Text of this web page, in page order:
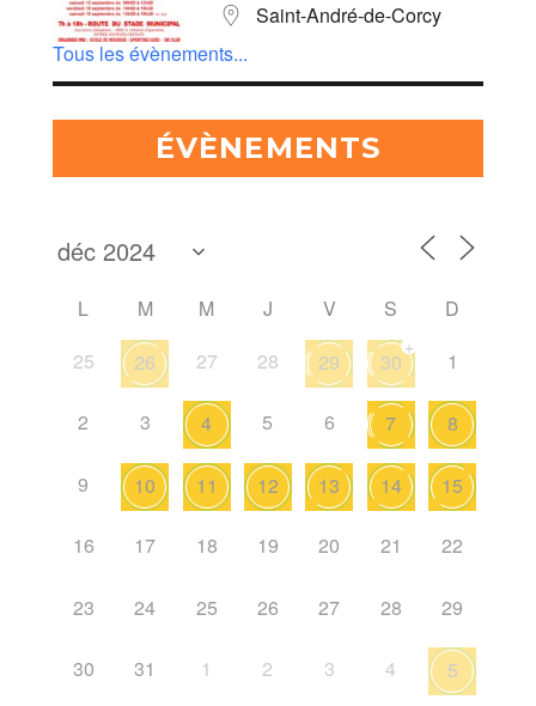
Saint-André-de-Corcy
Tous les évènements...
ÉVÈNEMENTS
L M M J V S
D
25
26 27 28 29 30
+
1
2 3 4 5 6 7 8
9 10 11 12 13 14 15
16 17 18 19 20 21 22
23 24 25 26 27 28 29
30 31 1 2 3 4 5